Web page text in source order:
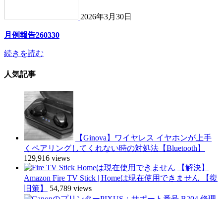
2026年3月30日
月例報告260330
続きを読む
人気記事
【Ginova】ワイヤレス イヤホンが上手
くペアリングしてくれない時の対処法【Bluetooth】
129,916 views
【解決】
Amazon Fire TV Stick | Homeは現在使用できません 【復
旧策】
54,789 views